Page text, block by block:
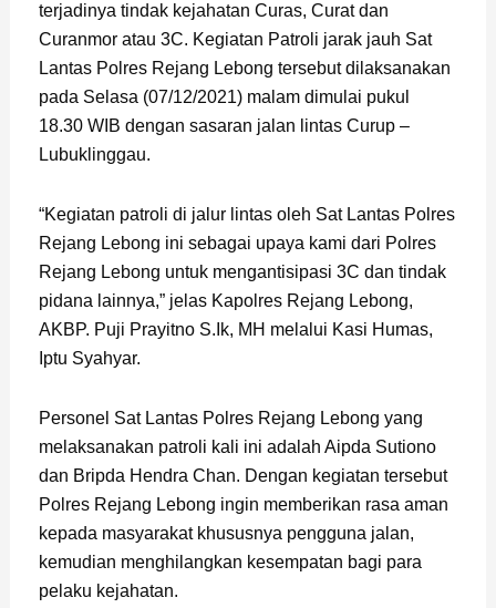
terjadinya tindak kejahatan Curas, Curat dan
Curanmor atau 3C. Kegiatan Patroli jarak jauh Sat
Lantas Polres Rejang Lebong tersebut dilaksanakan
pada Selasa (07/12/2021) malam dimulai pukul
18.30 WIB dengan sasaran jalan lintas Curup –
Lubuklinggau.
“Kegiatan patroli di jalur lintas oleh Sat Lantas Polres
Rejang Lebong ini sebagai upaya kami dari Polres
Rejang Lebong untuk mengantisipasi 3C dan tindak
pidana lainnya,” jelas Kapolres Rejang Lebong,
AKBP. Puji Prayitno S.Ik, MH melalui Kasi Humas,
Iptu Syahyar.
Personel Sat Lantas Polres Rejang Lebong yang
melaksanakan patroli kali ini adalah Aipda Sutiono
dan Bripda Hendra Chan. Dengan kegiatan tersebut
Polres Rejang Lebong ingin memberikan rasa aman
kepada masyarakat khususnya pengguna jalan,
kemudian menghilangkan kesempatan bagi para
pelaku kejahatan.